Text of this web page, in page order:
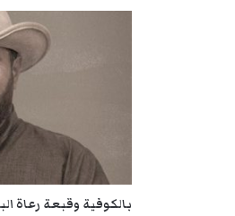
بالكوفية وقبعة رعاة